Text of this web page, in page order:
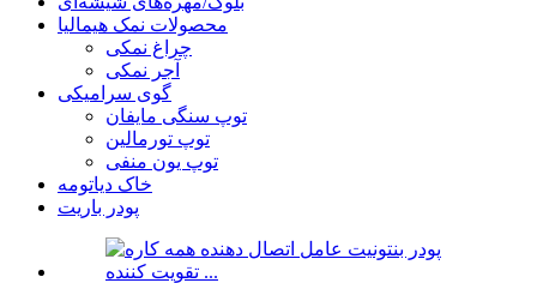
محصولات نمک هیمالیا
چراغ نمکی
آجر نمکی
گوی سرامیکی
توپ سنگی مایفان
توپ تورمالین
توپ یون منفی
خاک دیاتومه
پودر باریت